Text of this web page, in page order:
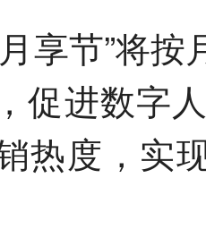
享节”将
促进数字
热度，实